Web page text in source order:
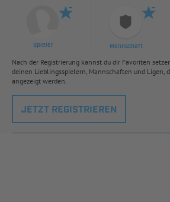
Spieler Mannschaft
Nach der Registrierung kannst du dir Favoriten
deinen Lieblingsspielern, Mannschaften und Ligen,
angezeigt werden.
JETZT REGISTRIEREN